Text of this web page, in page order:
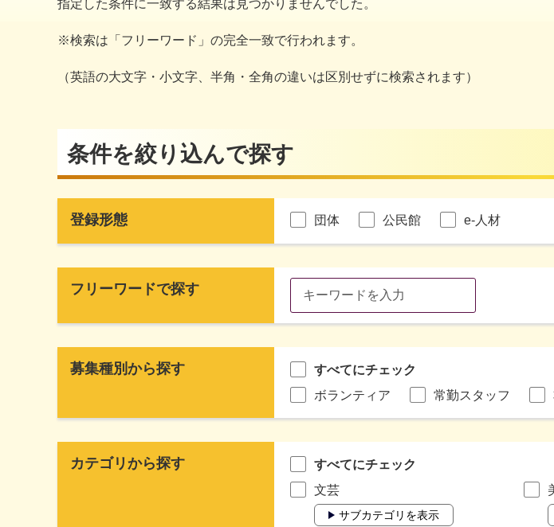
指定した条件に一致する結果は見つかりませんでした。
※検索は「フリーワード」の完全一致で行われます。
（英語の大文字・小文字、半角・全角の違いは区別せずに検索されます）
条件を絞り込んで探す
登録形態 団体 公民館 e-人材
フリーワードで探す
募集種別から探す
すべてにチェック
ボランティア
常勤スタッフ
カテゴリから探す
すべてにチェック
文芸
サブカテゴリを表示